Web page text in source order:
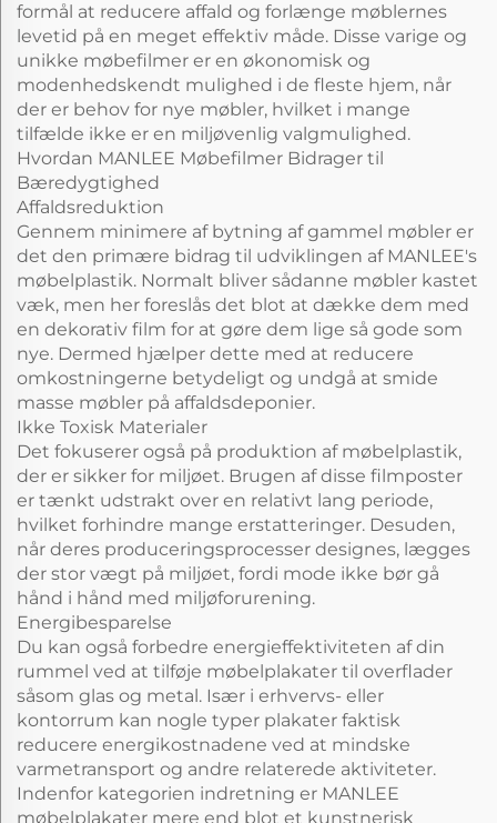
formål at reducere affald og forlænge møblernes
levetid på en meget effektiv måde. Disse varige og
unikke møbefilmer er en økonomisk og
modenhedskendt mulighed i de fleste hjem, når
der er behov for nye møbler, hvilket i mange
tilfælde ikke er en miljøvenlig valgmulighed.
Hvordan MANLEE Møbefilmer Bidrager til
Bæredygtighed
Affaldsreduktion
Gennem minimere af bytning af gammel møbler er
det den primære bidrag til udviklingen af MANLEE's
møbelplastik. Normalt bliver sådanne møbler kastet
væk, men her foreslås det blot at dække dem med
en dekorativ film for at gøre dem lige så gode som
nye. Dermed hjælper dette med at reducere
omkostningerne betydeligt og undgå at smide
masse møbler på affaldsdeponier.
Ikke Toxisk Materialer
Det fokuserer også på produktion af møbelplastik,
der er sikker for miljøet. Brugen af disse filmposter
er tænkt udstrakt over en relativt lang periode,
hvilket forhindre mange erstatteringer. Desuden,
når deres produceringsprocesser designes, lægges
der stor vægt på miljøet, fordi mode ikke bør gå
hånd i hånd med miljøforurening.
Energibesparelse
Du kan også forbedre energieffektiviteten af din
rummel ved at tilføje møbelplakater til overflader
såsom glas og metal. Især i erhvervs- eller
kontorrum kan nogle typer plakater faktisk
reducere energikostnadene ved at mindske
varmetransport og andre relaterede aktiviteter.
Indenfor kategorien indretning er MANLEE
møbelplakater mere end blot et kunstnerisk